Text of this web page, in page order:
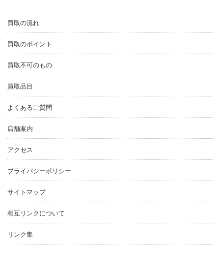
買取の流れ
買取のポイント
買取不可のもの
買取品目
よくあるご質問
店舗案内
アクセス
プライバシーポリシー
サイトマップ
相互リンクについて
リンク集